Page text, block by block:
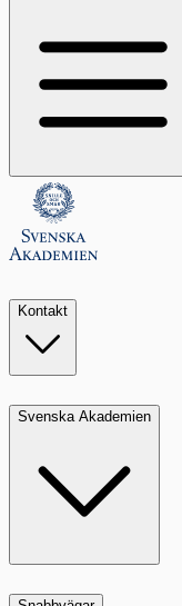
Kontakt
Svenska Akademien